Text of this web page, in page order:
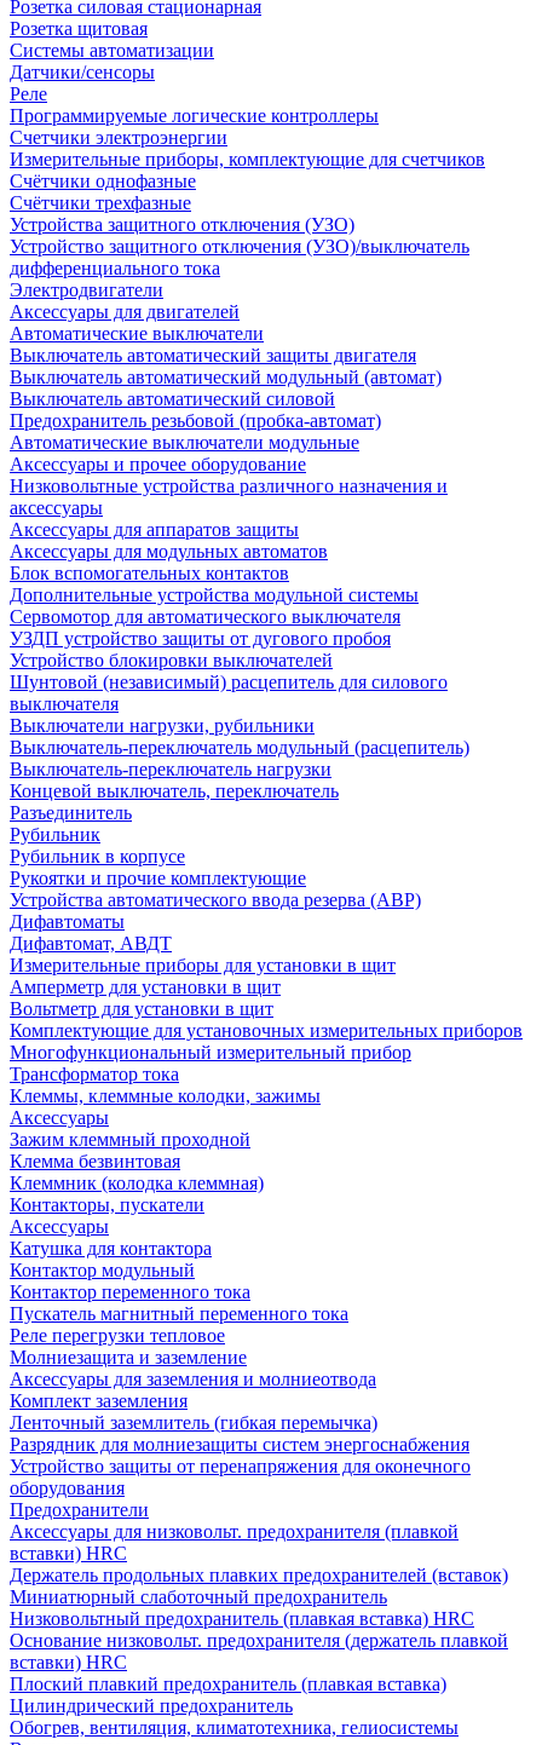
Розетка силовая стационарная
Розетка щитовая
Системы автоматизации
Датчики/сенсоры
Реле
Программируемые логические контроллеры
Счетчики электроэнергии
Измерительные приборы, комплектующие для счетчиков
Счётчики однофазные
Счётчики трехфазные
Устройства защитного отключения (УЗО)
Устройство защитного отключения (УЗО)/выключатель
дифференциального тока
Электродвигатели
Аксессуары для двигателей
Автоматические выключатели
Выключатель автоматический защиты двигателя
Выключатель автоматический модульный (автомат)
Выключатель автоматический силовой
Предохранитель резьбовой (пробка-автомат)
Автоматические выключатели модульные
Аксессуары и прочее оборудование
Низковольтные устройства различного назначения и
аксессуары
Аксессуары для аппаратов защиты
Аксессуары для модульных автоматов
Блок вспомогательных контактов
Дополнительные устройства модульной системы
Сервомотор для автоматического выключателя
УЗДП устройство защиты от дугового пробоя
Устройство блокировки выключателей
Шунтовой (независимый) расцепитель для силового
выключателя
Выключатели нагрузки, рубильники
Выключатель-переключатель модульный (расцепитель)
Выключатель-переключатель нагрузки
Концевой выключатель, переключатель
Разъединитель
Рубильник
Рубильник в корпусе
Рукоятки и прочие комплектующие
Устройства автоматического ввода резерва (АВР)
Дифавтоматы
Дифавтомат, АВДТ
Измерительные приборы для установки в щит
Амперметр для установки в щит
Вольтметр для установки в щит
Комплектующие для установочных измерительных приборов
Многофункциональный измерительный прибор
Трансформатор тока
Клеммы, клеммные колодки, зажимы
Аксессуары
Зажим клеммный проходной
Клемма безвинтовая
Клеммник (колодка клеммная)
Контакторы, пускатели
Аксессуары
Катушка для контактора
Контактор модульный
Контактор переменного тока
Пускатель магнитный переменного тока
Реле перегрузки тепловое
Молниезащита и заземление
Аксессуары для заземления и молниеотвода
Комплект заземления
Ленточный заземлитель (гибкая перемычка)
Разрядник для молниезащиты систем энергоснабжения
Устройство защиты от перенапряжения для оконечного
оборудования
Предохранители
Аксессуары для низковольт. предохранителя (плавкой
вставки) HRC
Держатель продольных плавких предохранителей (вставок)
Миниатюрный слаботочный предохранитель
Низковольтный предохранитель (плавкая вставка) HRC
Основание низковольт. предохранителя (держатель плавкой
вставки) HRC
Плоский плавкий предохранитель (плавкая вставка)
Цилиндрический предохранитель
Обогрев, вентиляция, климатотехника, гелиосистемы